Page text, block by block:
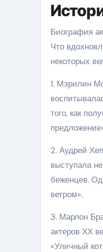
Биография
Что
некоторых
1. Мэрилин
того, как
2. Аудрей
выступала
беженцев.
ветром».
3. Марлон
актеров ХХ
«Уличный